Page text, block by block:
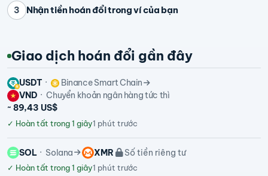
3 Nhận tiền hoán đổi trong ví của bạn
Giao dịch hoán đổi gần đây
USDT
Binance Smart Chain
VND
Chuyển khoản ngân hàng tức thì
~ 89,43 US$
✓ Hoàn tất trong 1 giây1 phút trước
SOL Solana XMR Số tiền riêng tư
✓ Hoàn tất trong 1 giây1 phút trước